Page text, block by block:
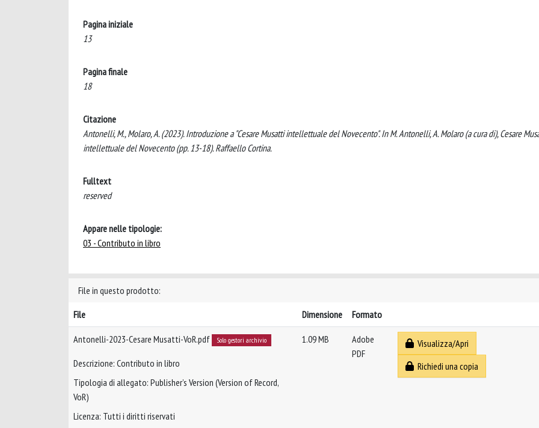
Pagina iniziale
13
Pagina finale
18
Citazione
Antonelli, M., Molaro, A. (2023). Introduzione a "Cesare Musatti intellettuale del Novecento". In M. Antonelli, A. Molaro (a cura di), Cesare
intellettuale del Novecento (pp. 13-18). Raffaello Cortina.
Fulltext
reserved
Appare nelle tipologie:
03 - Contributo in libro
File in questo prodotto:
File
Dimensione Formato
Antonelli-2023-Cesare Musatti-VoR.pdf Solo gestori archivio
Descrizione: Contributo in libro
Tipologia di allegato: Publisher’s Version (Version of Record,
VoR)
Licenza: Tutti i diritti riservati
1.09 MB
Adobe
PDF
Visualizza/Apri
Richiedi una copia